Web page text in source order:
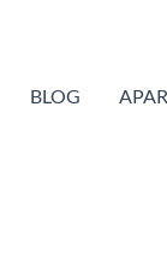
BLOG